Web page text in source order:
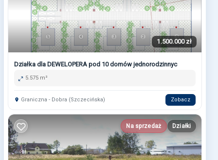
1.500.000 zł
Działka dla DEWELOPERA pod 10 domów jednorodzinnyc
5.575 m²
Graniczna - Dobra (Szczecińska) Zobacz
Na sprzedaż Działki